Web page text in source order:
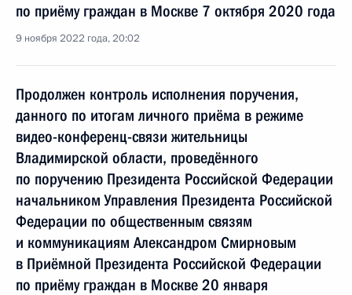
по приёму граждан в Москве 7 октября 2020 года
9 ноября 2022 года, 20:02
Продолжен контроль исполнения поручения,
данного по итогам личного приёма в режиме
видео-конференц-связи жительницы
Владимирской области, проведённого
по поручению Президента Российской Федерации
начальником Управления Президента Российской
Федерации по общественным связям
и коммуникациям Александром Смирновым
в Приёмной Президента Российской Федерации
по приёму граждан в Москве 20 января